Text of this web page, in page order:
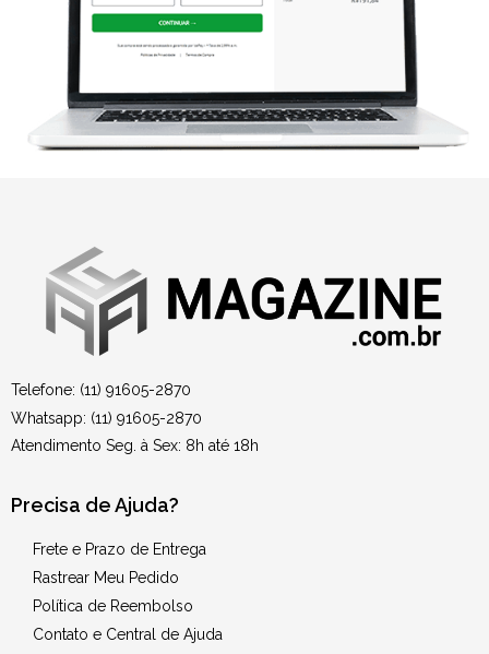
Telefone: (11) 91605-2870
Whatsapp: (11) 91605-2870
Atendimento Seg. à Sex: 8h até 18h
Precisa de Ajuda?
Frete e Prazo de Entrega
Rastrear Meu Pedido
Política de Reembolso
Contato e Central de Ajuda